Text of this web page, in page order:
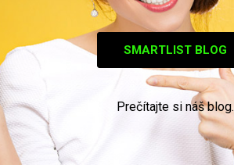
SMARTLIST BLOG
Prečítajte si náš blog.